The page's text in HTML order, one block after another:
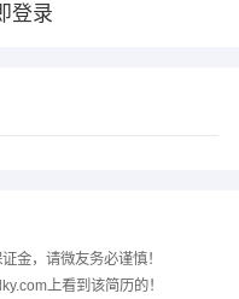
登录
金，请微友务必谨慎！
上看到该简历的！